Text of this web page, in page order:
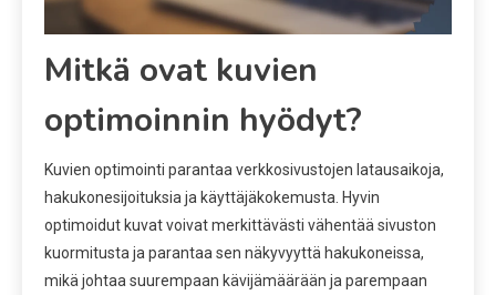
Mitkä ovat kuvien
optimoinnin hyödyt?
Kuvien optimointi parantaa verkkosivustojen latausaikoja,
hakukonesijoituksia ja käyttäjäkokemusta. Hyvin
optimoidut kuvat voivat merkittävästi vähentää sivuston
kuormitusta ja parantaa sen näkyvyyttä hakukoneissa,
mikä johtaa suurempaan kävijämäärään ja parempaan